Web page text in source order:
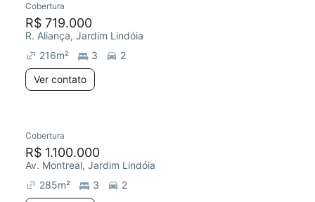
Cobertura
R$ 719.000
R. Aliança, Jardim Lindóia
216m² 3
2
Ver contato
Cobertura
R$ 1.100.000
Av. Montreal, Jardim Lindóia
285m² 3
2